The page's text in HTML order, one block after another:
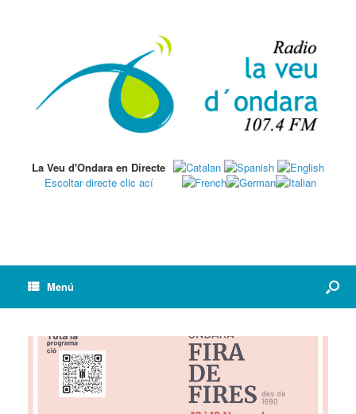
La Veu d'Ondara en Directe
Escoltar directe clic ací
Menú